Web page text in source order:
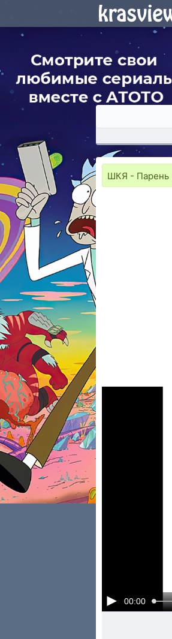
ШКЯ - Парень
00:00